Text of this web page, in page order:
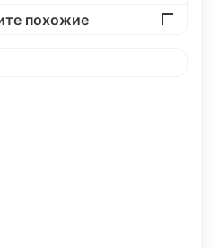
похожие